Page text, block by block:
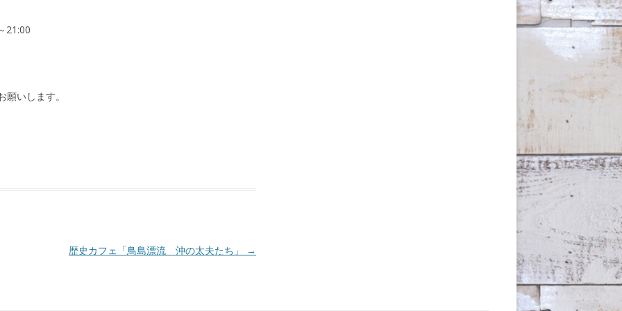
21:00
いします。
歴史カフェ「鳥島漂流 沖の太夫たち」 →